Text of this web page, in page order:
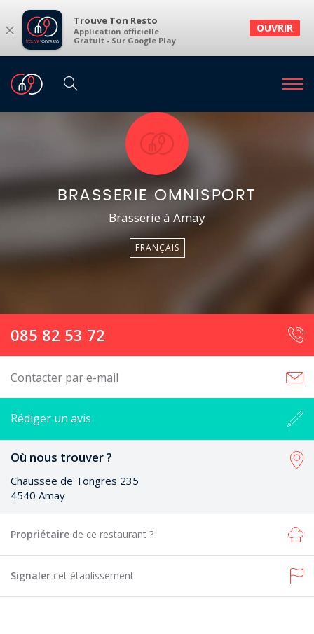
× Trouve Ton Resto
Application officielle
Gratuit - Sur Google Play
OUVRIR
BRASSERIE OMNISPORT
Brasserie à Amay
FRANÇAIS
085 82 53 72
Contacter par e-mail
Rédiger un avis
Où nous trouver ?
Chaussee de Tongres 235
4540 Amay
Propriétaire de ce restaurant ?
Signaler cet établissement